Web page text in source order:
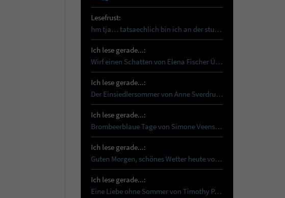
Lesefrust:
hm tja… tatsaechlich bin ich an der sturmhoehe…
Ich lese gerade...:
Wirf einen Schatten von Elena Fischer Über…
Ich lese gerade...:
Der Einsiedlersommer von Anne Sverdrup-Thygeson …
Ich lese gerade...:
Brombeerblaue Tage von Simone Veenstra Reset …
Ich lese gerade...:
Guten Morgen, schönes Wetter heute von Tanja…
Ich lese gerade...:
Eine Liebe ohne Sommer von Timothy Paul Schon…